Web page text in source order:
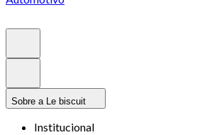
Sobre a Le biscuit
Institucional